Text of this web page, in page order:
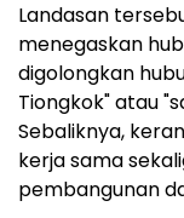
Landasan
menegaskan
digolongkan
Tiongkok" atau
Sebaliknya,
kerja sama
pembangunan